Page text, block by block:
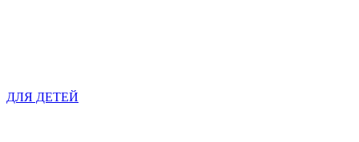
ДЛЯ ДЕТЕЙ